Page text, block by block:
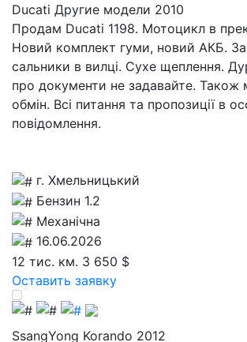
Ducati Другие модели 2010
Продам Ducati 1198. Мотоцикл в
Новий комплект гуми, новий АКБ.
сальники в вилці. Сухе щеплення.
про документи не задавайте.
обмін. Всі питання та пропозиції в
повідомлення.
г. Хмельницький
Бензин 1.2
Механічна
16.06.2026
12 тис. км. 3 650 $
Оставить заявку
SsangYong Korando 2012